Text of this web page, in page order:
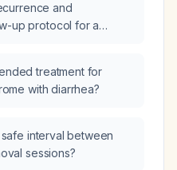
and
up protocol for a
treatment for
with diarrhea?
interval between
sessions?